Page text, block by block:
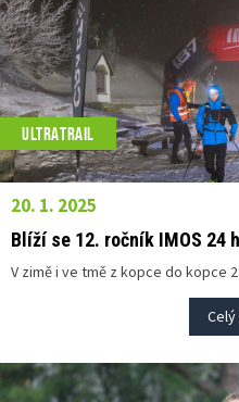
ULTRATRAIL
20. 1. 2025
Blíží se 12. ročník IMOS 24
V zimě i ve tmě z kopce do kopce